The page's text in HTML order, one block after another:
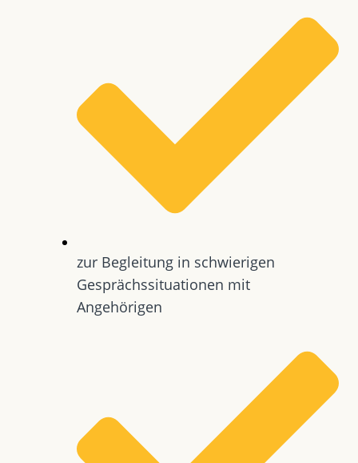
zur Begleitung in schwierigen
Gesprächssituationen mit
Angehörigen